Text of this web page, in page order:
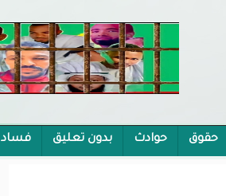
حقوق حوادث بدون تعليق فساد